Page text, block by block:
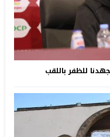
للظفر باللقب